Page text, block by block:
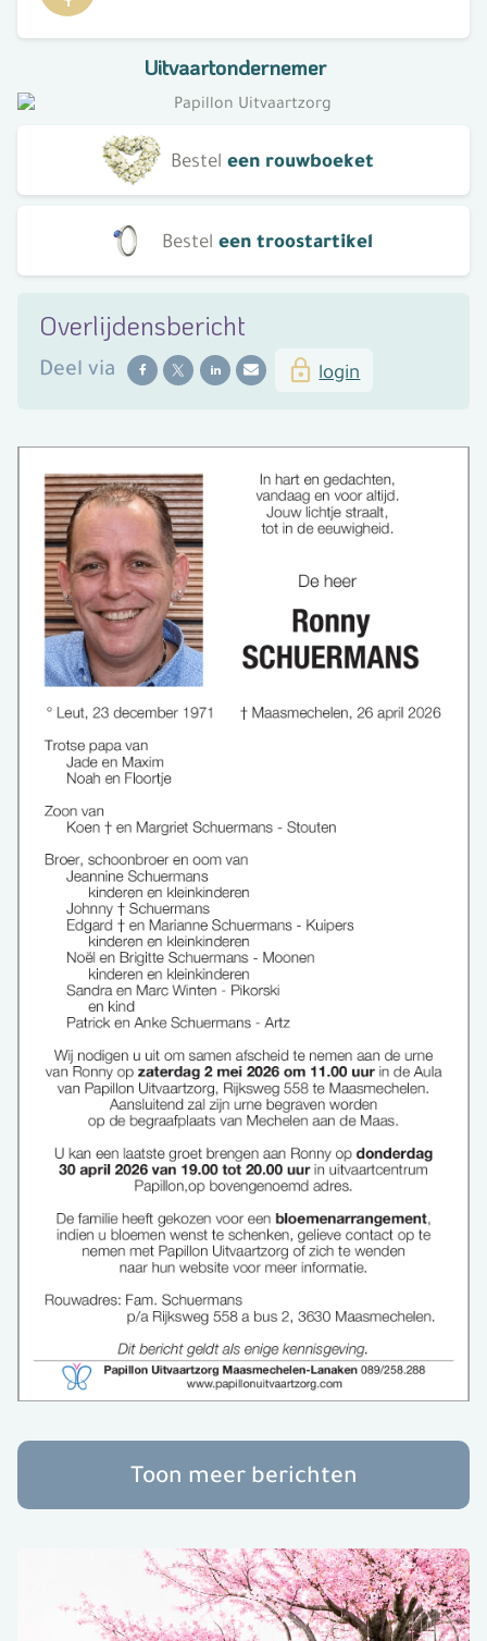
Uitvaartondernemer
Bestel een rouwboeket
Bestel een troostartikel
Overlijdensbericht
Deel via login
Toon meer berichten